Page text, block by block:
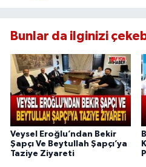
Bunlar da ilginizi
Veysel Eroğlu’ndan Bekir
Şapçı Ve Beytullah Şapçı’ya
Taziye Ziyareti